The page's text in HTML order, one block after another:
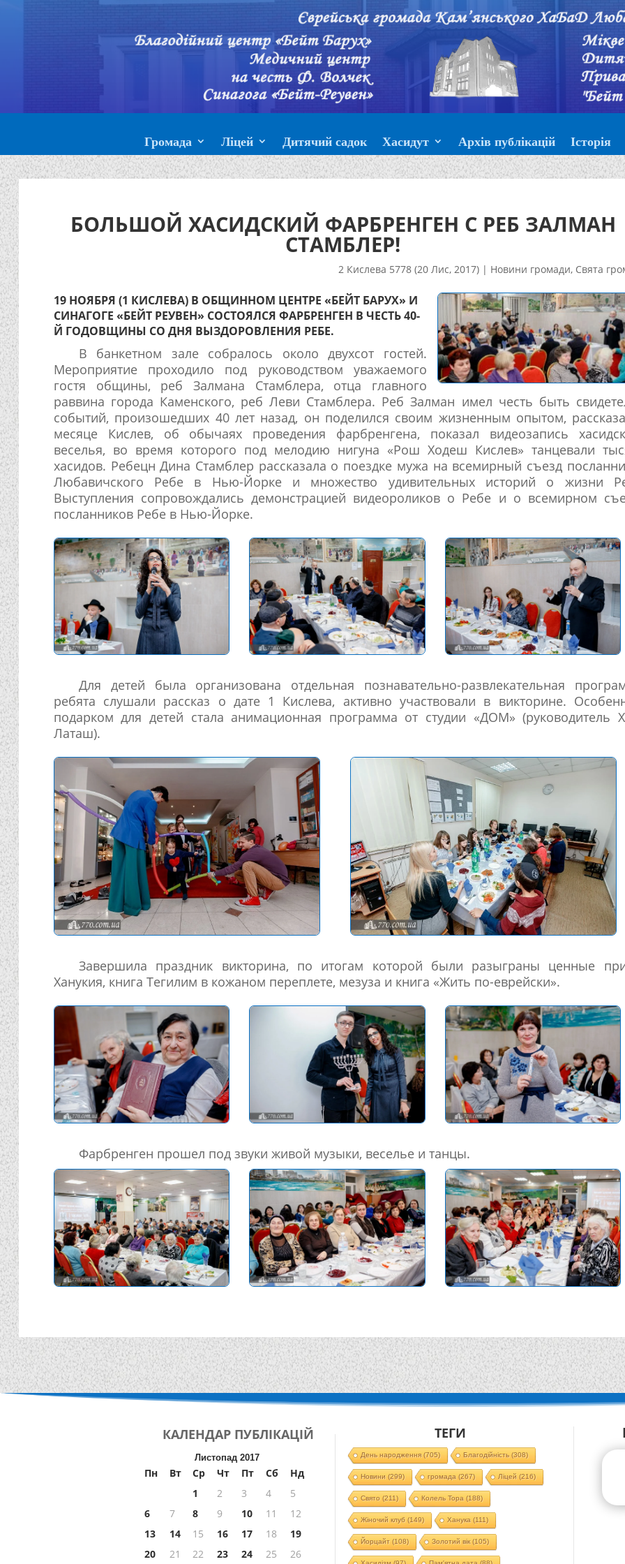
Громада Ліцей Дитячий садок Хасидут Архів публікацій Історія
БОЛЬШОЙ ХАСИДСКИЙ ФАРБРЕНГЕН С РЕБ ЗАЛМАН
СТАМБЛЕР!
2 Кислева 5778 (20 Лис, 2017)| Новини громади, Свята
19 НОЯБРЯ (1 КИСЛЕВА) В ОБЩИННОМ ЦЕНТРЕ «БЕЙТ БАРУХ» И
СИНАГОГЕ «БЕЙТ РЕУВЕН» СОСТОЯЛСЯ ФАРБРЕНГЕН В ЧЕСТЬ 40-
Й ГОДОВЩИНЫ СО ДНЯ ВЫЗДОРОВЛЕНИЯ РЕБЕ.
В банкетном зале собралось около двухсот гостей.
Мероприятие проходило под руководством уважаемого
гостя общины, реб Залмана Стамблера, отца главного
раввина города Каменского, реб Леви Стамблера. Реб Залман имел честь быть
событий, произошедших 40 лет назад, он поделился своим жизненным опытом,
месяце Кислев, об обычаях проведения фарбренгена, показал видеозапись
веселья, во время которого под мелодию нигуна «Рош Ходеш Кислев» танцевали
хасидов. Ребецн Дина Стамблер рассказала о поездке мужа на всемирный съезд
Любавичского Ребе в Нью-Йорке и множество удивительных историй о жизни
Выступления сопровождались демонстрацией видеороликов о Ребе и о всемирном
посланников Ребе в Нью-Йорке.
Для детей была организована отдельная познавательно-развлекательная
ребята слушали рассказ о дате 1 Кислева, активно участвовали в викторине.
подарком для детей стала анимационная программа от студии «ДОМ» (руководитель
Латаш).
Завершила праздник викторина, по итогам которой были разыграны ценные
Ханукия, книга Тегилим в кожаном переплете, мезуза и книга «Жить по-еврейски».
Фарбренген прошел под звуки живой музыки, веселье и танцы.
КАЛЕНДАР ПУБЛІКАЦІЙ
Листопад 2017
Пн Вт Ср Чт Пт Сб
Нд
1
2 3 4
5
6
7 8 9 10 11
12
13
14 15 16 17 18
19
20
21 22 23 24 25 26
ТЕГИ
День народження(705) Благодійність (308)
Новини (299) громада (267) Ліцей (216)
Свято (211) Колель Тора (188)
Жіночий клуб (149) Ханука (111)
Йорцайт (108) Золотий вік(105)